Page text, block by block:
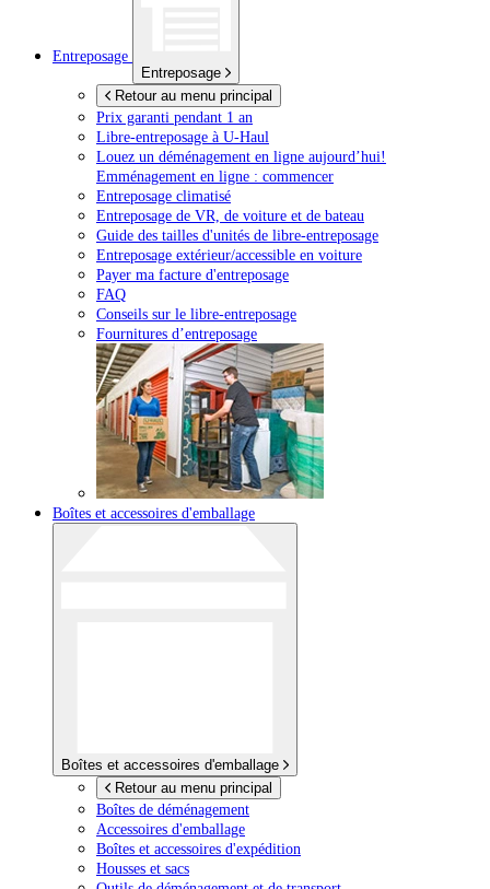
Entreposage
Entreposage
Retour au menu principal
Prix garanti pendant 1 an
Libre-entreposage à U-Haul
Louez un déménagement en ligne aujourd’hui!
Emménagement en ligne : commencer
Entreposage climatisé
Entreposage de VR, de voiture et de bateau
Guide des tailles d'unités de libre-entreposage
Entreposage extérieur/accessible en voiture
Payer ma facture d'entreposage
FAQ
Conseils sur le libre-entreposage
Fournitures d’entreposage
Boîtes et accessoires d'emballage
Boîtes et accessoires d'emballage
Retour au menu principal
Boîtes de déménagement
Accessoires d'emballage
Boîtes et accessoires d'expédition
Housses et sacs